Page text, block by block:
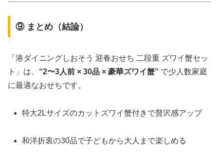
⑨ まとめ（結論）
「港ダイニングしおそう 迎春おせち 二段重 ズワイ蟹セッ
ト」は、 “2〜3人前 × 30品 × 豪華ズワイ蟹” で少人数家庭
に最適なおせちです。
特大2Lサイズのカットズワイ蟹付きで贅沢感アップ
和洋折衷の30品で子どもから大人まで楽しめる